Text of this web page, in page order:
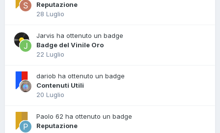
Reputazione
28 Luglio
Jarvis ha ottenuto un badge
Badge del Vinile Oro
22 Luglio
dariob ha ottenuto un badge
Contenuti Utili
20 Luglio
Paolo 62 ha ottenuto un badge
Reputazione